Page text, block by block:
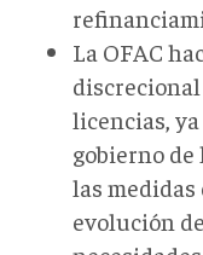
La OFAC
licencias,
gobierno de
las
evolución